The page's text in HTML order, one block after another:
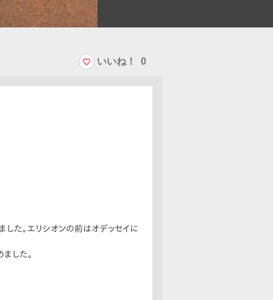
いいね！ 0
した。エリシオンの前はオデッセイに
した。